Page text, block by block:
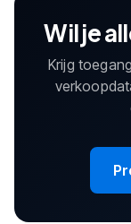
Wil je
Krijg